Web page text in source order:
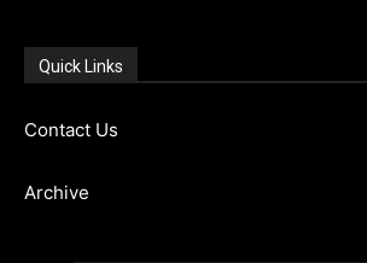
Quick Links
Contact Us
Archive